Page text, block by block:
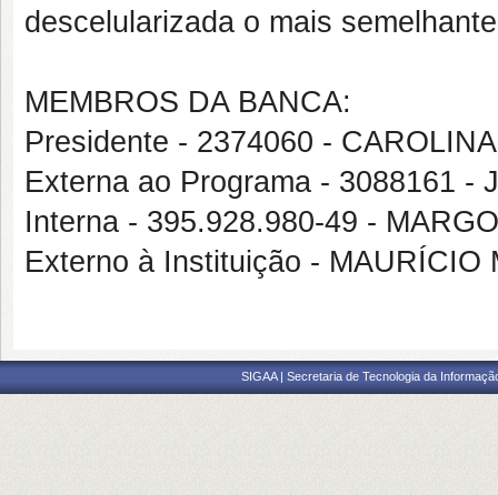
descelularizada o mais
MEMBROS DA BANCA:
Presidente - 2374060 -
Externa ao Programa - 3088161 -
Interna - 395.928.980-49 -
Externo à Instituição - MAURÍCIO
SIGAA | Secretaria de Tecnologia da